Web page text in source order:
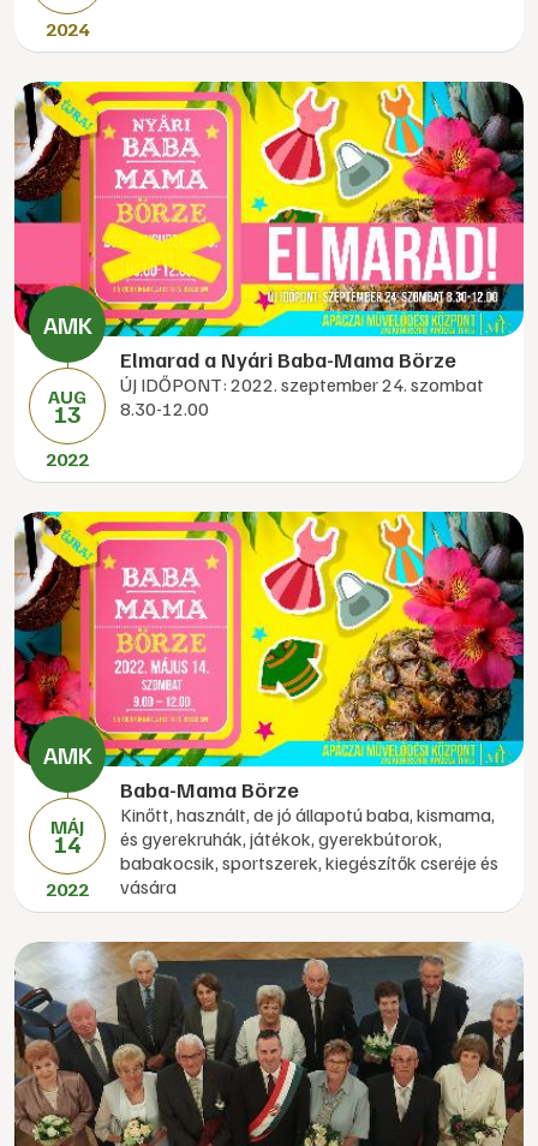
2024
AUG
13
2022
Elmarad a Nyári Baba-Mama Börze
ÚJ IDŐPONT: 2022. szeptember 24. szombat
8.30-12.00
MÁJ
14
2022
Baba-Mama Börze
Kinőtt, használt, de jó állapotú baba, kismama,
és gyerekruhák, játékok, gyerekbútorok,
babakocsik, sportszerek, kiegészítők cseréje és
vására